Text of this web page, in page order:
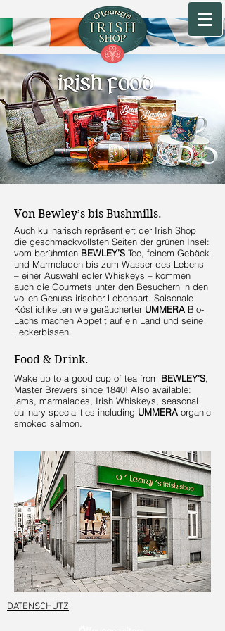
Wake up to a good cup of tea from BEWLEY’S
Master Brewers since 1840! Also available:
jams, marmalades, Irish Whiskeys, seasonal
culinary specialities including UMMERA organic
smoked salmon.
Von Bewley’s bis Bushmills.
Food & Drink.
Auch kulinarisch repräsentiert der Irish Shop
die geschmackvollsten Seiten der grünen Insel:
vom berühmten BEWLEY’S Tee, feinem Gebäck
und Marmeladen bis zum Wasser des Lebens
– einer Auswahl edler Whiskeys – kommen
auch die Gourmets unter den Besuchern in den
vollen Genuss irischer Lebensart. Saisonale
Köstlichkeiten wie geräucherter UMMERA Bio-
Lachs machen Appetit auf ein Land und seine
Leckerbissen.
THE ONLY IRISH SHOP IN MUNICH
DATENSCHUTZ